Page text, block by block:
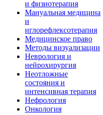
и физиотерапия
Мануальная медицина
и
иглорефлексотерапия
Медицинское право
Методы визуализации
Неврология и
нейрохирургия
Неотложные
состояния и
интенсивная терапия
Нефрология
Онкология